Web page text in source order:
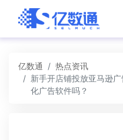
亿数通
热点资讯
新手开店铺投放亚马逊
化广告软件吗？